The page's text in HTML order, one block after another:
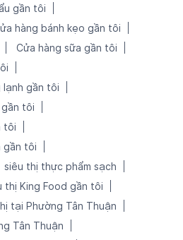
gần tôi
hàng bánh kẹo gần tôi
Cửa hàng sữa gần tôi
lạnh gần tôi
tôi
tôi
gần tôi
siêu thị thực phẩm sạch
thị King Food gần tôi
tại Phường Tân Thuận
Tân Thuận